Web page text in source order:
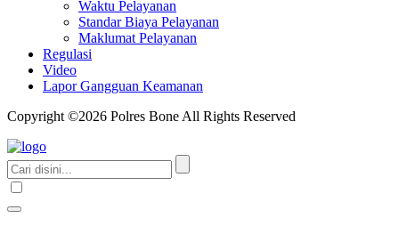
Waktu Pelayanan
Standar Biaya Pelayanan
Maklumat Pelayanan
Regulasi
Video
Lapor Gangguan Keamanan
Copyright ©2026 Polres Bone All Rights Reserved